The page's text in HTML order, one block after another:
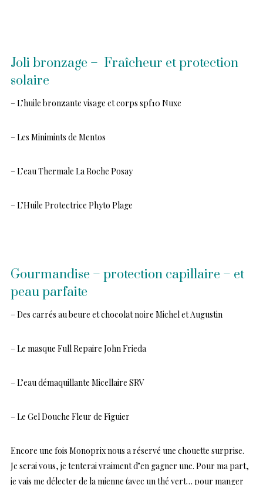
Joli bronzage – Fraîcheur et protection
solaire
– L’huile bronzante visage et corps spf10 Nuxe
– Les Minimints de Mentos
– L’eau Thermale La Roche Posay
– L’Huile Protectrice Phyto Plage
Gourmandise – protection capillaire – et
peau parfaite
– Des carrés au beure et chocolat noire Michel et Augustin
– Le masque Full Repaire John Frieda
– L’eau démaquillante Micellaire SRV
– Le Gel Douche Fleur de Figuier
Encore une fois Monoprix nous a réservé une chouette surprise.
Je serai vous, je tenterai vraiment d’en gagner une. Pour ma part,
je vais me délecter de la mienne (avec un thé vert… pour manger